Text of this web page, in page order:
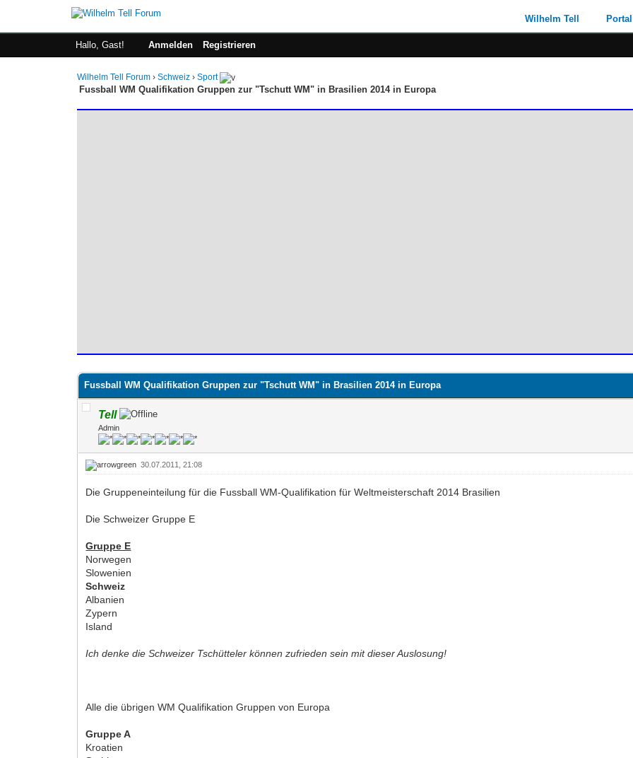
Wilhelm Tell Portal
Hallo, Gast! Anmelden Registrieren
Wilhelm Tell Forum ›Schweiz ›Sport
Fussball WM Qualifikation Gruppen zur "Tschutt WM" in Brasilien 2014 in Europa
Fussball WM Qualifikation Gruppen zur "Tschutt WM" in Brasilien 2014 in Europa
Tell
Admin
30.07.2011, 21:08
Die Gruppeneinteilung für die Fussball WM-Qualifikation für Weltmeisterschaft 2014 Brasilien
Die Schweizer Gruppe E
Gruppe E
Norwegen
Slowenien
Schweiz
Albanien
Zypern
Island
Ich denke die Schweizer Tschütteler können zufrieden sein mit dieser Auslosung!
Alle die übrigen WM Qualifikation Gruppen von Europa
Gruppe A
Kroatien